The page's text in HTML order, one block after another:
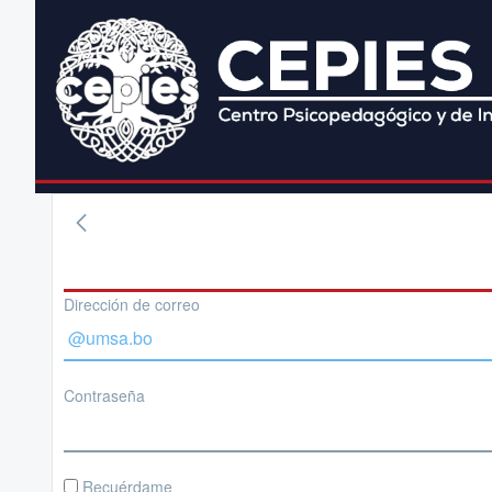
Dirección de correo
Contraseña
Recuérdame